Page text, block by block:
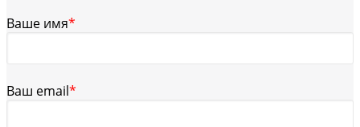
Ваше имя*
Ваш email*